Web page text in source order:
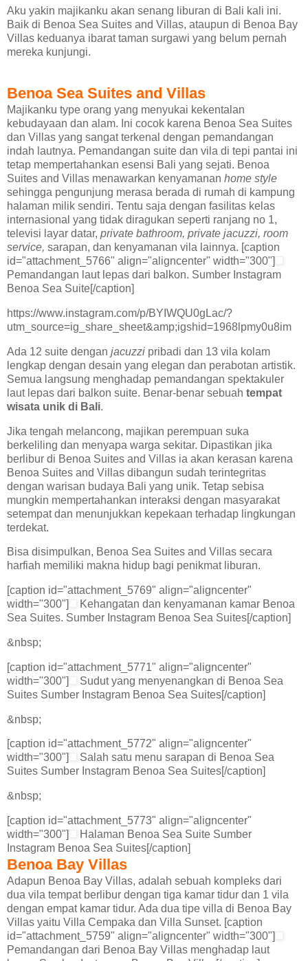
Aku yakin majikanku akan senang liburan di Bali kali ini.
Baik di Benoa Sea Suites and Villas, ataupun di Benoa Bay
Villas keduanya ibarat taman surgawi yang belum pernah
mereka kunjungi.
Benoa Sea Suites and Villas
Majikanku type orang yang menyukai kekentalan
kebudayaan dan alam. Ini cocok karena Benoa Sea Suites
dan Villas yang sangat terkenal dengan pemandangan
indah lautnya. Pemandangan suite dan vila di tepi pantai ini
tetap mempertahankan esensi Bali yang sejati. Benoa
Suites and Villas menawarkan kenyamanan home style
sehingga pengunjung merasa berada di rumah di kampung
halaman milik sendiri. Tentu saja dengan fasilitas kelas
internasional yang tidak diragukan seperti ranjang no 1,
televisi layar datar, private bathroom, private jacuzzi, room
service, sarapan, dan kenyamanan vila lainnya. [caption
id="attachment_5766" align="aligncenter" width="300"]
Pemandangan laut lepas dari balkon. Sumber Instagram
Benoa Sea Suite[/caption]
https://www.instagram.com/p/BYIWQU0gLac/?
utm_source=ig_share_sheet&amp;igshid=1968lpmy0u8im
Ada 12 suite dengan jacuzzi pribadi dan 13 vila kolam
lengkap dengan desain yang elegan dan perabotan artistik.
Semua langsung menghadap pemandangan spektakuler
laut lepas dari balkon suite. Benar-benar sebuah tempat
wisata unik di Bali.
Jika tengah melancong, majikan perempuan suka
berkeliling dan menyapa warga sekitar. Dipastikan jika
berlibur di Benoa Suites and Villas ia akan kerasan karena
Benoa Suites and Villas dibangun sudah terintegritas
dengan warisan budaya Bali yang unik. Tetap sebisa
mungkin mempertahankan interaksi dengan masyarakat
setempat dan menunjukkan kepekaan terhadap lingkungan
terdekat.
Bisa disimpulkan, Benoa Sea Suites and Villas secara
harfiah memiliki makna hidup bagi penikmat liburan.
[caption id="attachment_5769" align="aligncenter"
width="300"]
Kehangatan dan kenyamanan kamar Benoa
Sea Suites. Sumber Instagram Benoa Sea Suites[/caption]
&nbsp;
[caption id="attachment_5771" align="aligncenter"
width="300"]
Sudut yang menyenangkan di Benoa Sea
Suites Sumber Instagram Benoa Sea Suites[/caption]
&nbsp;
[caption id="attachment_5772" align="aligncenter"
width="300"]
Salah satu menu sarapan di Benoa Sea
Suites Sumber Instagram Benoa Sea Suites[/caption]
&nbsp;
[caption id="attachment_5773" align="aligncenter"
width="300"]
Halaman Benoa Sea Suite Sumber
Instagram Benoa Sea Suites[/caption]
Benoa Bay Villas
Adapun Benoa Bay Villas, adalah sebuah kompleks dari
dua vila tempat berlibur dengan tiga kamar tidur dan 1 vila
dengan empat kamar tidur. Ada dua tipe villa di Benoa Bay
Villas yaitu Villa Cempaka dan Villa Sunset. [caption
id="attachment_5759" align="aligncenter" width="300"]
Pemandangan dari Benoa Bay Villas menghadap laut